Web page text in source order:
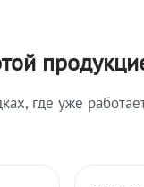
где уже